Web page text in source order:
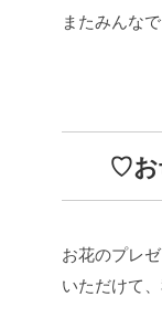
またみんな
♡お
お花のプレ
いただけて